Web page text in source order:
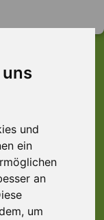
und
ein
an
um
...